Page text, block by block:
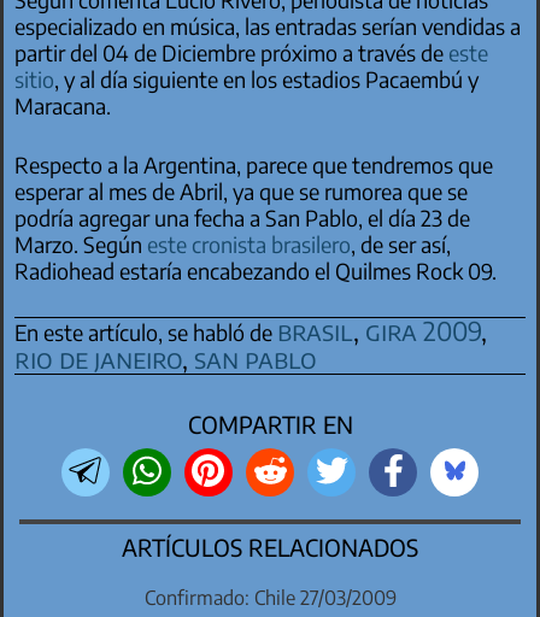
especializado en música, las entradas serían vendidas a
partir del 04 de Diciembre próximo a través de este
sitio, y al día siguiente en los estadios Pacaembú y
Maracana.
Respecto a la Argentina, parece que tendremos que
esperar al mes de Abril, ya que se rumorea que se
podría agregar una fecha a San Pablo, el día 23 de
Marzo. Según este cronista brasilero, de ser así,
Radiohead estaría encabezando el Quilmes Rock 09.
En este artículo, se habló de brasil, gira 2009,
rio de janeiro, san pablo
COMPARTIR EN
ARTÍCULOS RELACIONADOS
Confirmado: Chile 27/03/2009